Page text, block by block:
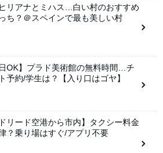
リアナとミハス…白い村のおすすめ
ち？＠スペインで最も美しい村
日OK】プラド美術館の無料時間…チ
予約/学生は？【入り口はゴヤ】
ドリード空港から市内】タクシー料金
？乗り場はすぐ/アプリ不要